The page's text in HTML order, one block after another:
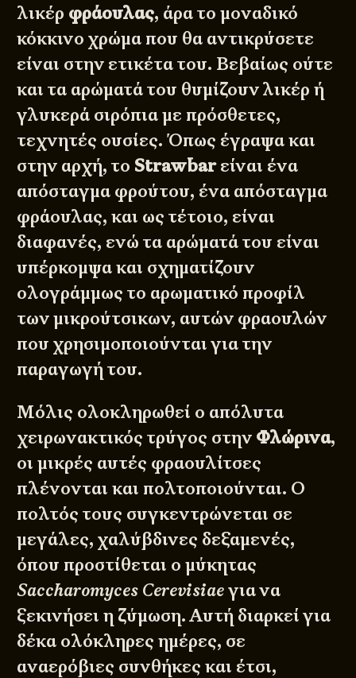
λικέρ φράουλας, άρα το μοναδικό
κόκκινο χρώμα που θα αντικρύσετε
είναι στην ετικέτα του. Βεβαίως ούτε
και τα αρώματά του θυμίζουν λικέρ ή
γλυκερά σιρόπια με πρόσθετες,
τεχνητές ουσίες. Όπως έγραψα και
στην αρχή, το Strawbarείναι ένα
απόσταγμα φρούτου, ένα απόσταγμα
φράουλας, και ως τέτοιο, είναι
διαφανές, ενώ τα αρώματά του είναι
υπέρκομψα και σχηματίζουν
ολογράμμως το αρωματικό προφίλ
των μικρούτσικων, αυτών φραουλών
που χρησιμοποιούνται για την
παραγωγή του.
Μόλις ολοκληρωθεί ο απόλυτα
χειρωνακτικός τρύγος στην Φλώρινα,
οι μικρές αυτές φραουλίτσες
πλένονται και πολτοποιούνται. Ο
πολτός τους συγκεντρώνεται σε
μεγάλες, χαλύβδινες δεξαμενές,
όπου προστίθεται ο μύκητας
Saccharomyces Cerevisiaeγια να
ξεκινήσει η ζύμωση. Αυτή διαρκεί για
δέκα ολόκληρες ημέρες, σε
αναερόβιες συνθήκες και έτσι,